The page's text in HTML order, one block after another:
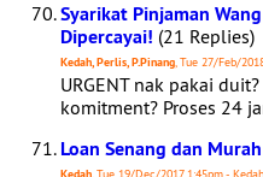
Syarikat Pinjaman
Dipercayai! (21 Replies)
Kedah, Perlis, P.Pinang, Tue 27/Feb/
URGENT nak pakai
komitment? Proses 24
Loan Senang dan